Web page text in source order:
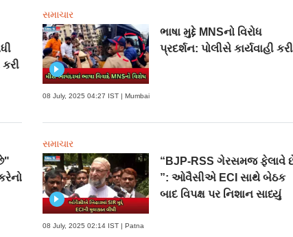
સમાચાર
ભાષા મુદ્દે MNSનો વિરોધ
પ્રદર્શન: પોલીસે કાર્યવાહી કરી
08 July, 2025 04:27 IST | Mumbai
સમાચાર
“BJP-RSS ગેરસમજ ફેલાવે
”: ઓવૈસીએ ECI સાથે બેઠક
બાદ વિપક્ષ પર નિશાન સાધ્યું
08 July, 2025 02:14 IST | Patna